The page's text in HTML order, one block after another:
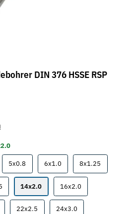
DIN 376 HSSE RSP
5x0.8 6x1.06x1.0 8x1.25
12x1.7514x2.014x2.016x2.016x2.0
22x2.5 22x2.524x3.024x3.0